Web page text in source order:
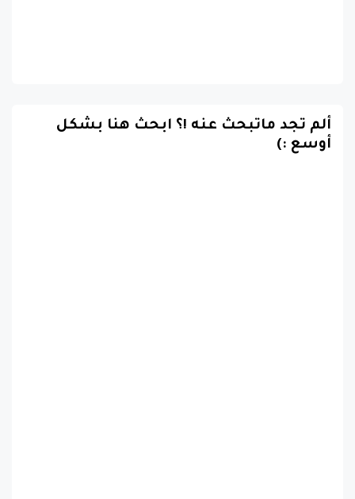
ألم تجد ماتبحث عنه !؟ ابحث هنا بشكل
أوسع :)